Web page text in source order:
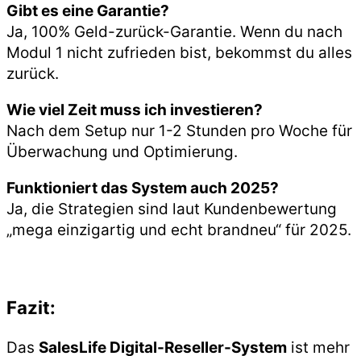
Gibt es eine Garantie?
Ja, 100% Geld-zurück-Garantie. Wenn du nach
Modul 1 nicht zufrieden bist, bekommst du alles
zurück.
Wie viel Zeit muss ich investieren?
Nach dem Setup nur 1-2 Stunden pro Woche für
Überwachung und Optimierung.
Funktioniert das System auch 2025?
Ja, die Strategien sind laut Kundenbewertung
„mega einzigartig und echt brandneu“ für 2025.
Fazit:
Das SalesLife Digital-Reseller-System ist mehr